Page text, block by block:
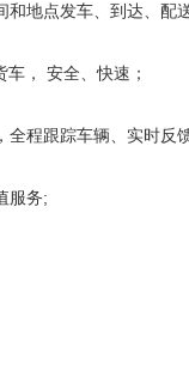
地点发车、到达、配送
， 安全、快速；
程跟踪车辆、实时反馈
务;